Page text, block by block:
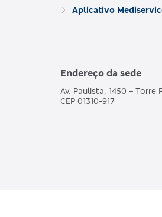
Aplicativo
Endereço da sede
Av. Paulista, 1450 – Torre
CEP 01310-917